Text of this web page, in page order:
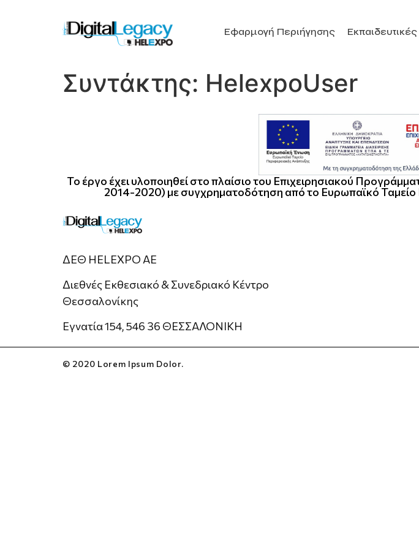
Εφαρμογή Περιήγησης
Συντάκτης: HelexpoUser
Το έργο έχει υλοποιηθεί στο πλαίσιο του Επιχειρησιακού
2014-2020) με συγχρηματοδότηση από το Ευρωπαϊκό
ΔΕΘ HELEXPO ΑΕ
Διεθνές Εκθεσιακό & Συνεδριακό Κέντρο
Θεσσαλονίκης
Εγνατία 154, 546 36 ΘΕΣΣΑΛΟΝΙΚΗ
© 2020 Lorem Ipsum Dolor.